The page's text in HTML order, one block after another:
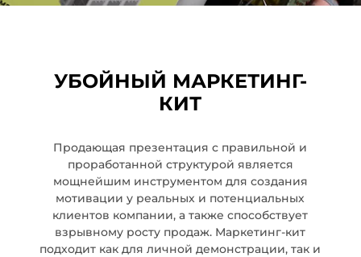
УБОЙНЫЙ МАРКЕТИНГ-
КИТ
Продающая презентация с правильной и
проработанной структурой является
мощнейшим инструментом для создания
мотивации у реальных и потенциальных
клиентов компании, а также способствует
взрывному росту продаж. Маркетинг-кит
подходит как для личной демонстрации, так и